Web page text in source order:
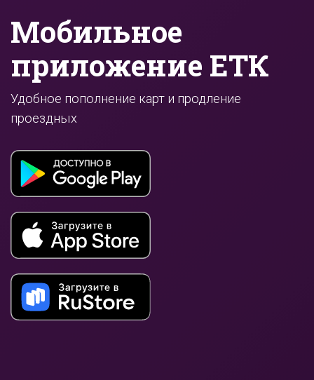
Мобильное
приложение ЕТК
Удобное пополнение карт и продление
проездных